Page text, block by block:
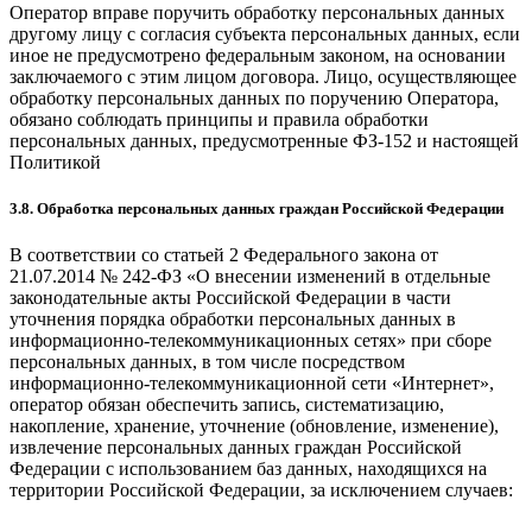
Оператор вправе поручить обработку персональных данных
другому лицу с согласия субъекта персональных данных, если
иное не предусмотрено федеральным законом, на основании
заключаемого с этим лицом договора. Лицо, осуществляющее
обработку персональных данных по поручению Оператора,
обязано соблюдать принципы и правила обработки
персональных данных, предусмотренные ФЗ-152 и настоящей
Политикой
3.8. Обработка персональных данных граждан Российской Федерации
В соответствии со статьей 2 Федерального закона от
21.07.2014 № 242-ФЗ «О внесении изменений в отдельные
законодательные акты Российской Федерации в части
уточнения порядка обработки персональных данных в
информационно-телекоммуникационных сетях» при сборе
персональных данных, в том числе посредством
информационно-телекоммуникационной сети «Интернет»,
оператор обязан обеспечить запись, систематизацию,
накопление, хранение, уточнение (обновление, изменение),
извлечение персональных данных граждан Российской
Федерации с использованием баз данных, находящихся на
территории Российской Федерации, за исключением случаев: